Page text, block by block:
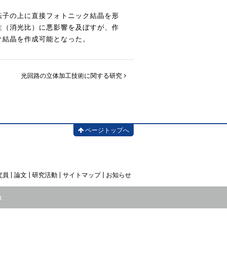
の上に直接フォトニック結晶を形
消光比）に悪影響を及ぼすが、作
晶を作成可能となった。
光回路の立体加工技術に関する研究
ページトップへ
員 論文 研究活動 サイトマップ お知らせ